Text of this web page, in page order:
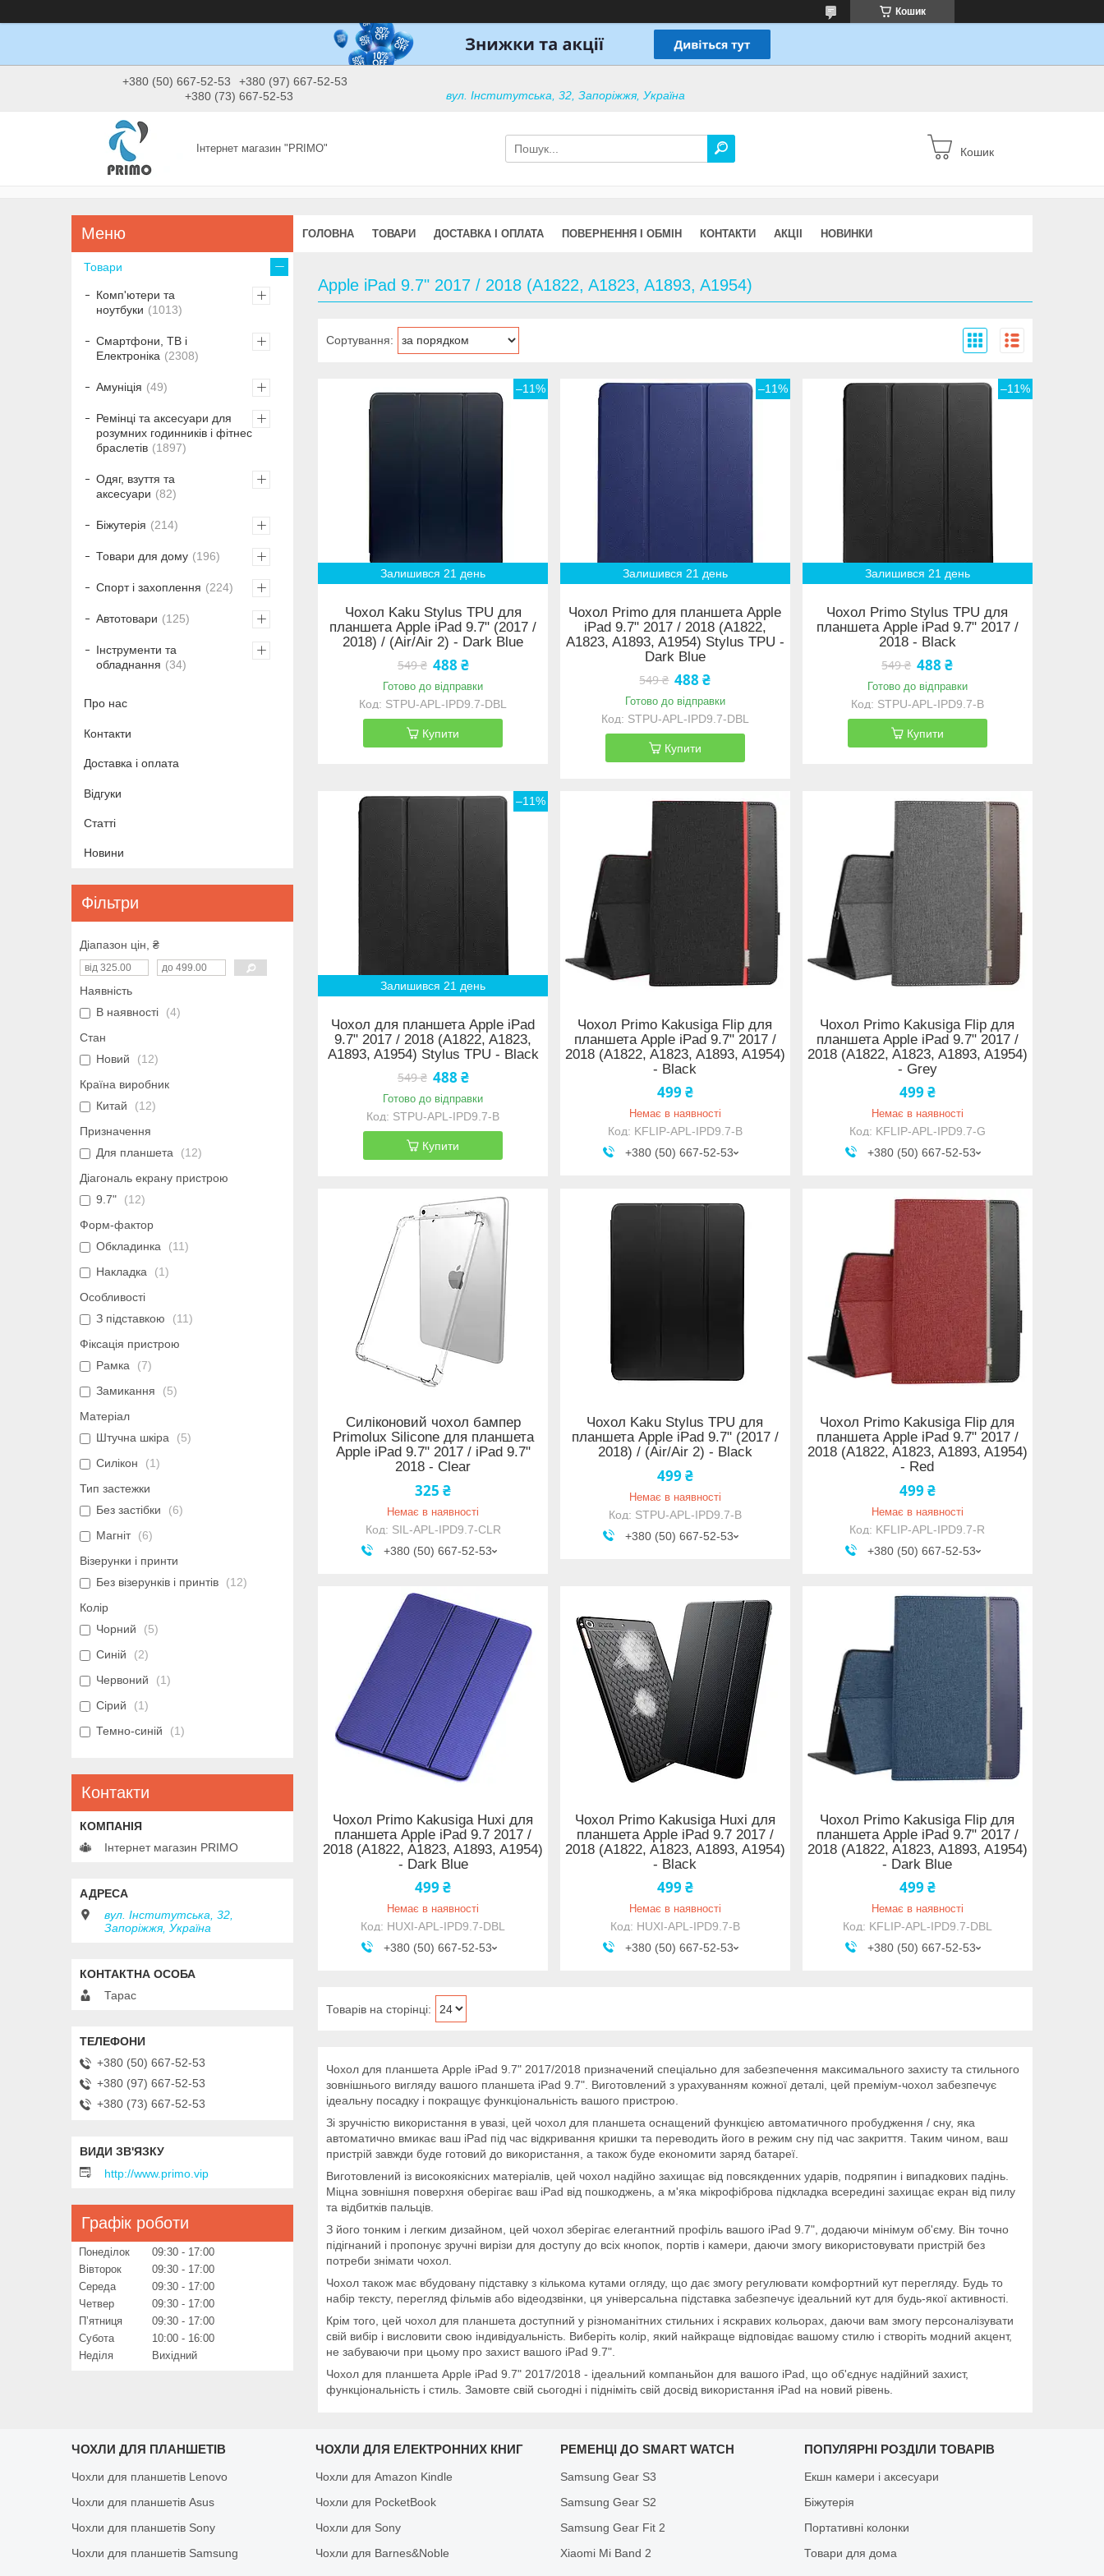
Кошик
+380 (50) 667-52-53
+380 (97) 667-52-53
+380 (73) 667-52-53
вул. Інститутська, 32, Запоріжжя, Україна
Інтернет магазин "PRIMO" Кошик
ГОЛОВНА ТОВАРИ ДОСТАВКА І ОПЛАТА ПОВЕРНЕННЯ І ОБМІН КОНТАКТИ АКЦІІ НОВИНКИ
Apple iPad 9.7" 2017 / 2018 (A1822, A1823, A1893, A1954)
–11%
Залишився 21 день
Чохол Kaku Stylus TPU для
планшета Apple iPad 9.7" (2017 /
2018) / (Air/Air 2) - Dark Blue
549 ₴ 488 ₴
Готово до відправки
STPU-APL-IPD9.7-DBL
Купити
–11%
Залишився 21 день
Чохол Primo для планшета Apple
iPad 9.7" 2017 / 2018 (A1822,
A1823, A1893, A1954) Stylus TPU -
Dark Blue
549 ₴ 488 ₴
Готово до відправки
STPU-APL-IPD9.7-DBL
Купити
–11%
Залишився 21 день
Чохол Primo Stylus TPU для
планшета Apple iPad 9.7" 2017 /
2018 - Black
549 ₴ 488 ₴
Готово до відправки
STPU-APL-IPD9.7-B
Купити
–11%
Залишився 21 день
Чохол для планшета Apple iPad
9.7" 2017 / 2018 (A1822, A1823,
A1893, A1954) Stylus TPU - Black
549 ₴ 488 ₴
Готово до відправки
STPU-APL-IPD9.7-B
Купити
Чохол Primo Kakusiga Flip для
планшета Apple iPad 9.7" 2017 /
2018 (A1822, A1823, A1893, A1954)
- Black
499 ₴
Немає в наявності
KFLIP-APL-IPD9.7-B
+380 (50) 667-52-53
Чохол Primo Kakusiga Flip для
планшета Apple iPad 9.7" 2017 /
2018 (A1822, A1823, A1893, A1954)
- Grey
499 ₴
Немає в наявності
KFLIP-APL-IPD9.7-G
+380 (50) 667-52-53
Силіконовий чохол бампер
Primolux Silicone для планшета
Apple iPad 9.7" 2017 / iPad 9.7"
2018 - Clear
325 ₴
Немає в наявності
SIL-APL-IPD9.7-CLR
+380 (50) 667-52-53
Чохол Kaku Stylus TPU для
планшета Apple iPad 9.7" (2017 /
2018) / (Air/Air 2) - Black
499 ₴
Немає в наявності
STPU-APL-IPD9.7-B
+380 (50) 667-52-53
Чохол Primo Kakusiga Flip для
планшета Apple iPad 9.7" 2017 /
2018 (A1822, A1823, A1893, A1954)
- Red
499 ₴
Немає в наявності
KFLIP-APL-IPD9.7-R
+380 (50) 667-52-53
Чохол Primo Kakusiga Huxi для
планшета Apple iPad 9.7 2017 /
2018 (A1822, A1823, A1893, A1954)
- Dark Blue
499 ₴
Немає в наявності
HUXI-APL-IPD9.7-DBL
+380 (50) 667-52-53
Чохол Primo Kakusiga Huxi для
планшета Apple iPad 9.7 2017 /
2018 (A1822, A1823, A1893, A1954)
- Black
499 ₴
Немає в наявності
HUXI-APL-IPD9.7-B
+380 (50) 667-52-53
Чохол Primo Kakusiga Flip для
планшета Apple iPad 9.7" 2017 /
2018 (A1822, A1823, A1893, A1954)
- Dark Blue
499 ₴
Немає в наявності
KFLIP-APL-IPD9.7-DBL
+380 (50) 667-52-53
Чохол для планшета Apple iPad 9.7" 2017/2018 призначений спеціально для забезпечення максимального захисту та стильного
зовнішнього вигляду вашого планшета iPad 9.7". Виготовлений з урахуванням кожної деталі, цей преміум-чохол забезпечує
ідеальну посадку і покращує функціональність вашого пристрою.
Зі зручністю використання в увазі, цей чохол для планшета оснащений функцією автоматичного пробудження / сну, яка
автоматично вмикає ваш iPad під час відкривання кришки та переводить його в режим сну під час закриття. Таким чином, ваш
пристрій завжди буде готовий до використання, а також буде економити заряд батареї.
Виготовлений із високоякісних матеріалів, цей чохол надійно захищає від повсякденних ударів, подряпин і випадкових падінь.
Міцна зовнішня поверхня оберігає ваш iPad від пошкоджень, а м'яка мікрофіброва підкладка всередині захищає екран від пилу
та відбитків пальців.
З його тонким і легким дизайном, цей чохол зберігає елегантний профіль вашого iPad 9.7", додаючи мінімум об'єму. Він точно
підігнаний і пропонує зручні вирізи для доступу до всіх кнопок, портів і камери, даючи змогу використовувати пристрій без
потреби знімати чохол.
Чохол також має вбудовану підставку з кількома кутами огляду, що дає змогу регулювати комфортний кут перегляду. Будь то
набір тексту, перегляд фільмів або відеодзвінки, ця універсальна підставка забезпечує ідеальний кут для будь-якої активності.
Крім того, цей чохол для планшета доступний у різноманітних стильних і яскравих кольорах, даючи вам змогу персоналізувати
свій вибір і висловити свою індивідуальність. Виберіть колір, який найкраще відповідає вашому стилю і створіть модний акцент,
не забуваючи при цьому про захист вашого iPad 9.7".
Чохол для планшета Apple iPad 9.7" 2017/2018 - ідеальний компаньйон для вашого iPad, що об'єднує надійний захист,
функціональність і стиль. Замовте свій сьогодні і підніміть свій досвід використання iPad на новий рівень.
Товари
Комп'ютери та
ноутбуки
1013
Смартфони, ТВ і
Електроніка
2308
Амуніція 49
Ремінці та аксесуари для
розумних годинників і фітнес
браслетів
1897
Одяг, взуття та
аксесуари
82
Біжутерія 214
Товари для дому 196
Спорт і захоплення 224
Автотовари 125
Інструменти та
обладнання
34
Про нас
Контакти
Доставка і оплата
Відгуки
Статті
Новини
Фільтри
Діапазон цін, ₴
Наявність
В наявності
4
Стан
Новий
12
Країна виробник
Китай
12
Призначення
Для планшета
12
Діагональ екрану пристрою
9.7"
12
Форм-фактор
Обкладинка
11
Накладка
1
Особливості
З підставкою
11
Фіксація пристрою
Рамка
7
Замикання
5
Матеріал
Штучна шкіра
5
Силікон
1
Тип застежки
Без застібки
6
Магніт
6
Візерунки і принти
Без візерунків і принтів
12
Колір
Чорний
5
Синій
2
Червоний
1
Сірий
1
Темно-синій
1
Контакти
Інтернет магазин PRIMO
вул. Інститутська, 32,
Запоріжжя, Україна
Тарас
+380 (50) 667-52-53
+380 (97) 667-52-53
+380 (73) 667-52-53
http://www.primo.vip
Графік роботи
Понеділок 09:30
17:00
Вівторок
09:30
17:00
Середа
09:30
17:00
Четвер
09:30
17:00
Пʼятниця
09:30
17:00
Субота
10:00
16:00
Неділя
Вихідний
ЧОХЛИ ДЛЯ ПЛАНШЕТІВ
Чохли для планшетів Lenovo
Чохли для планшетів Asus
Чохли для планшетів Sony
Чохли для планшетів Samsung
ЧОХЛИ ДЛЯ ЕЛЕКТРОННИХ КНИГ
Чохли для Amazon Kindle
Чохли для PocketBook
Чохли для Sony
Чохли для Barnes&Noble
РЕМЕНЦІ ДО SMART WATCH
Samsung Gear S3
Samsung Gear S2
Samsung Gear Fit 2
Xiaomi Mi Band 2
ПОПУЛЯРНІ РОЗДІЛИ ТОВАРІВ
Екшн камери і аксесуари
Біжутерія
Портативні колонки
Товари для дома